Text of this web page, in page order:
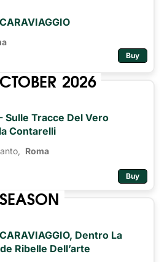
Buy
2026
Tracce Del Vero
Contarelli
Roma
Buy
SEASON
Dentro La
Ribelle Dell’arte